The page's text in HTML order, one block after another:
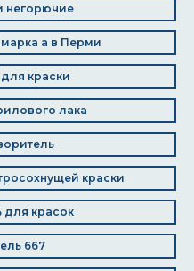
негорючие
а в Перми
краски
лака
краски
для красок
667